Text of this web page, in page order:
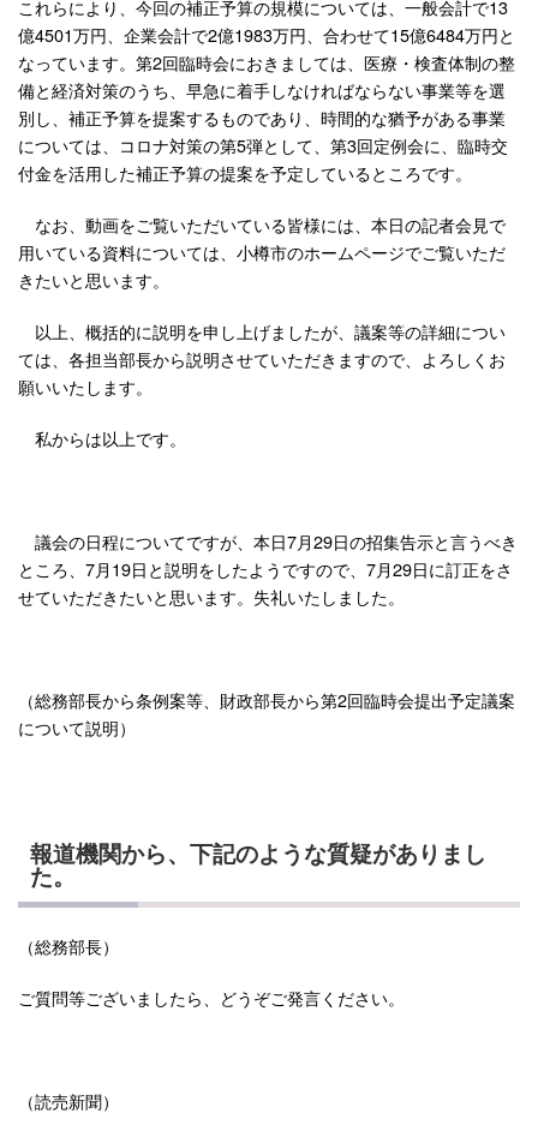
これらにより、今回の補正予算の規模については、一般会計で13
億4501万円、企業会計で2億1983万円、合わせて15億6484万円と
なっています。第2回臨時会におきましては、医療・検査体制の整
備と経済対策のうち、早急に着手しなければならない事業等を選
別し、補正予算を提案するものであり、時間的な猶予がある事業
については、コロナ対策の第5弾として、第3回定例会に、臨時交
付金を活用した補正予算の提案を予定しているところです。
なお、動画をご覧いただいている皆様には、本日の記者会見で
用いている資料については、小樽市のホームページでご覧いただ
きたいと思います。
以上、概括的に説明を申し上げましたが、議案等の詳細につい
ては、各担当部長から説明させていただきますので、よろしくお
願いいたします。
私からは以上です。
議会の日程についてですが、本日7月29日の招集告示と言うべき
ところ、7月19日と説明をしたようですので、7月29日に訂正をさ
せていただきたいと思います。失礼いたしました。
（総務部長から条例案等、財政部長から第2回臨時会提出予定議案
について説明）
報道機関から、下記のような質疑がありまし
た。
（総務部長）
ご質問等ございましたら、どうぞご発言ください。
（読売新聞）